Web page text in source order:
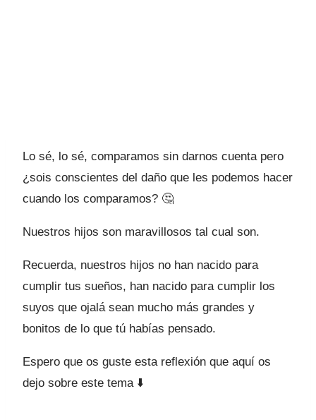
Lo sé, lo sé, comparamos sin darnos cuenta pero
¿sois conscientes del daño que les podemos hacer
cuando los comparamos? 🤔
Nuestros hijos son maravillosos tal cual son.
Recuerda, nuestros hijos no han nacido para
cumplir tus sueños, han nacido para cumplir los
suyos que ojalá sean mucho más grandes y
bonitos de lo que tú habías pensado.
Espero que os guste esta reflexión que aquí os
dejo sobre este tema ⬇️